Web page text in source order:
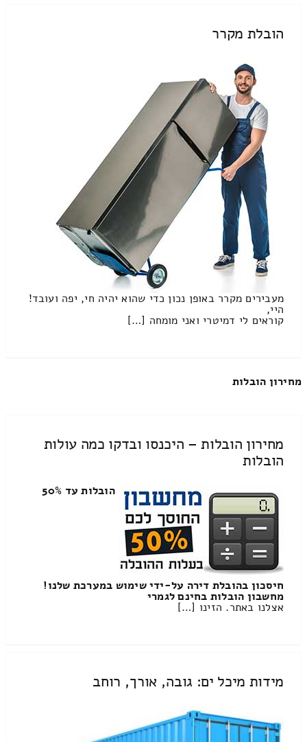
הובלת מקרר
מעבירים מקרר באופן נכון כדי שהוא יהיה חי, יפה ועובד!
היי,
קוראים לי דמיטרי ואני מומחה […]
מחירון הובלות
מחירון הובלות – היכנסו ובדקו כמה עולות
הובלות
הובלות עד 50%
חיסכון בהובלת דירה על-ידי שימוש במערכת שלנו!
מחשבון הובלות בחינם לגמרי
אצלנו באתר. הזינו […]
מידות מיכל ים: גובה, אורך, רוחב